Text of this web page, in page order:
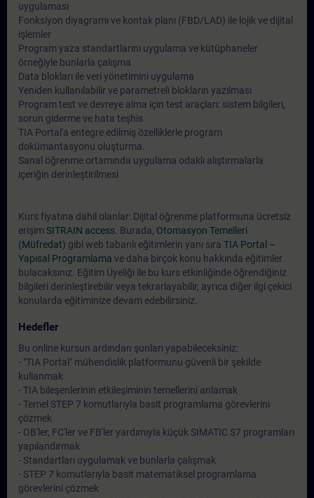
uygulaması
Fonksiyon diyagramı ve kontak planı (FBD/LAD) ile lojik ve dijital
işlemler
Program yaza standartlarını uygulama ve kütüphaneler
örneğiyle bunlarla çalışma
Data blokları ile veri yönetimini uygulama
Yeniden kullanılabilir ve parametreli blokların yazılması
Program test ve devreye alma için test araçları: sistem bilgileri,
sorun giderme ve hata teşhis
TIA Portal'a entegre edilmiş özelliklerle program
dokümantasyonu oluşturma.
Sanal öğrenme ortamında uygulama odaklı alıştırmalarla
içeriğin derinleştirilmesi
Kurs fiyatına dahil olanlar: Dijital öğrenme platformuna ücretsiz
erişim SITRAIN access . Burada, Otomasyon Temelleri
(Müfredat) gibi web tabanlı eğitimlerin yanı sıra TIA Portal –
Yapısal Programlama ve daha birçok konu hakkında eğitimler
bulacaksınız. Eğitim Üyeliği ile bu kurs etkinliğinde öğrendiğiniz
bilgileri derinleştirebilir veya tekrarlayabilir, ayrıca diğer ilgi çekici
konularda eğitiminize devam edebilirsiniz.
Hedefler
Bu online kursun ardından şunları yapabileceksiniz:
- "TIA Portal" mühendislik platformunu güvenli bir şekilde
kullanmak
- TIA bileşenlerinin etkileşiminin temellerini anlamak
- Temel STEP 7 komutlarıyla basit programlama görevlerini
çözmek
- OB'ler, FC'ler ve FB'ler yardımıyla küçük SIMATIC S7 programları
yapılandırmak
- Standartları uygulamak ve bunlarla çalışmak
- STEP 7 komutlarıyla basit matematiksel programlama
görevlerini çözmek